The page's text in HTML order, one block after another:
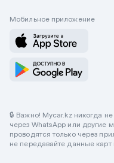
Мобильное приложение
🔒 Важно! Mycar.kz никогда
через WhatsApp или
проводятся только через
не передавайте данные